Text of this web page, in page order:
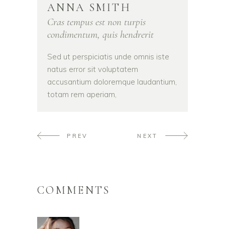
ANNA SMITH
Cras tempus est non turpis
condimentum, quis hendrerit
Sed ut perspiciatis unde omnis iste
natus error sit voluptatem
accusantium doloremque laudantium,
totam rem aperiam,
PREV NEXT
COMMENTS